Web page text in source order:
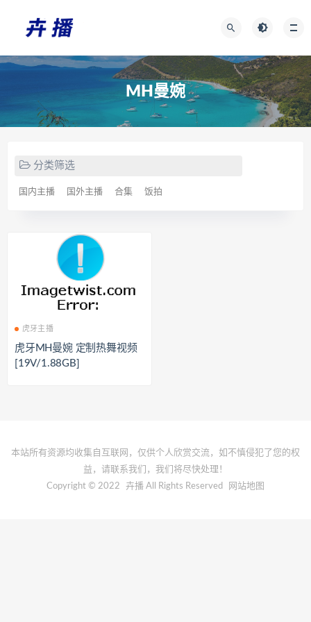
MH曼婉
分类筛选
国内主播 国外主播 合集 饭拍
虎牙主播
虎牙MH曼婉 定制热舞视频
[19V/1.88GB]
本站所有资源均收集自互联网，仅供个人欣赏交流，如不慎侵犯了您的权
益，请联系我们，我们将尽快处理！
Copyright © 2022
卉播 All Rights Reserved 网站地图